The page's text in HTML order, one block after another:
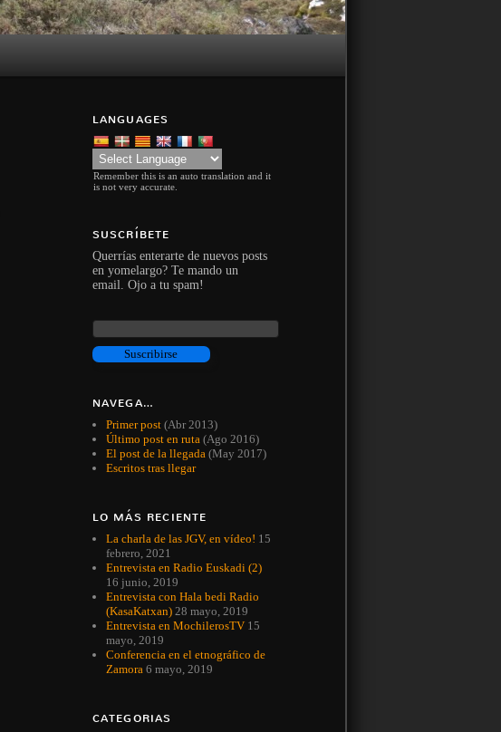
LANGUAGES
Remember this is an auto translation and it
is not very accurate.
SUSCRÍBETE
Querrías enterarte de nuevos posts
en yomelargo? Te mando un
email. Ojo a tu spam!
NAVEGA…
Primer post(Abr 2013)
Último post en ruta(Ago 2016)
El post de la llegada(May 2017)
Escritos tras llegar
LO MÁS RECIENTE
La charla de las JGV, en vídeo! 15
febrero, 2021
Entrevista en Radio Euskadi (2)
16 junio, 2019
Entrevista con Hala bedi Radio
(KasaKatxan) 28 mayo, 2019
Entrevista en MochilerosTV 15
mayo, 2019
Conferencia en el etnográfico de
Zamora 6 mayo, 2019
CATEGORIAS